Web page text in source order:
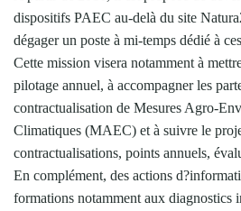
dispositifs PAEC au-delà du site
dégager un poste à mi-temps dédié à
Cette mission visera notamment à
pilotage annuel, à accompagner les
contractualisation de Mesures Agro-
Climatiques (MAEC) et à suivre le
contractualisations, points annuels,
En complément, des actions
formations notamment aux diagnostics